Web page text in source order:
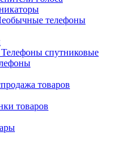
телефоны
Телефоны спутниковые
товаров
товаров